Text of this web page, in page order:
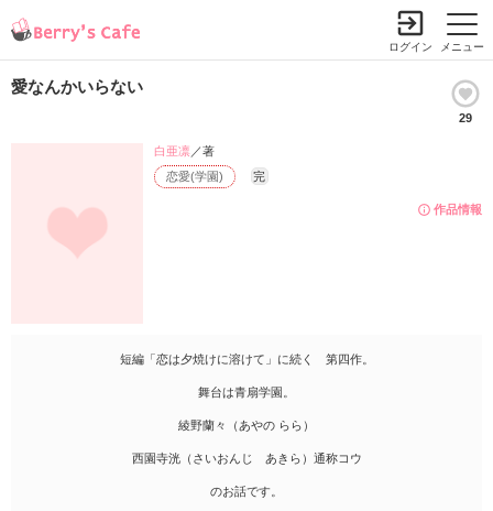
メニュー
ログイン
愛なんかいらない
29
作品情報
恋愛(学園) 完
白亜凛／著
短編「恋は夕焼けに溶けて」に続く 第四作。
舞台は青扇学園。
綾野蘭々（あやの らら）
西園寺洸（さいおんじ あきら）通称コウ
のお話です。